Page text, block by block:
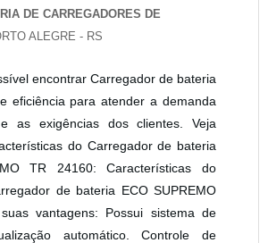
DE CARREGADORES DE
ALEGRE - RS
encontrar Carregador de bateria
eficiência para atender a demanda
as exigências dos clientes. Veja
do Carregador de bateria
TR 24160: Características do
de bateria ECO SUPREMO
vantagens: Possui sistema de
automático. Controle de